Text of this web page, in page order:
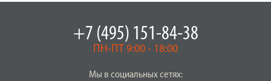
+7 (495) 151-84-38
ПН-ПТ 9:00 - 18:00
Мы в социальных сетях: